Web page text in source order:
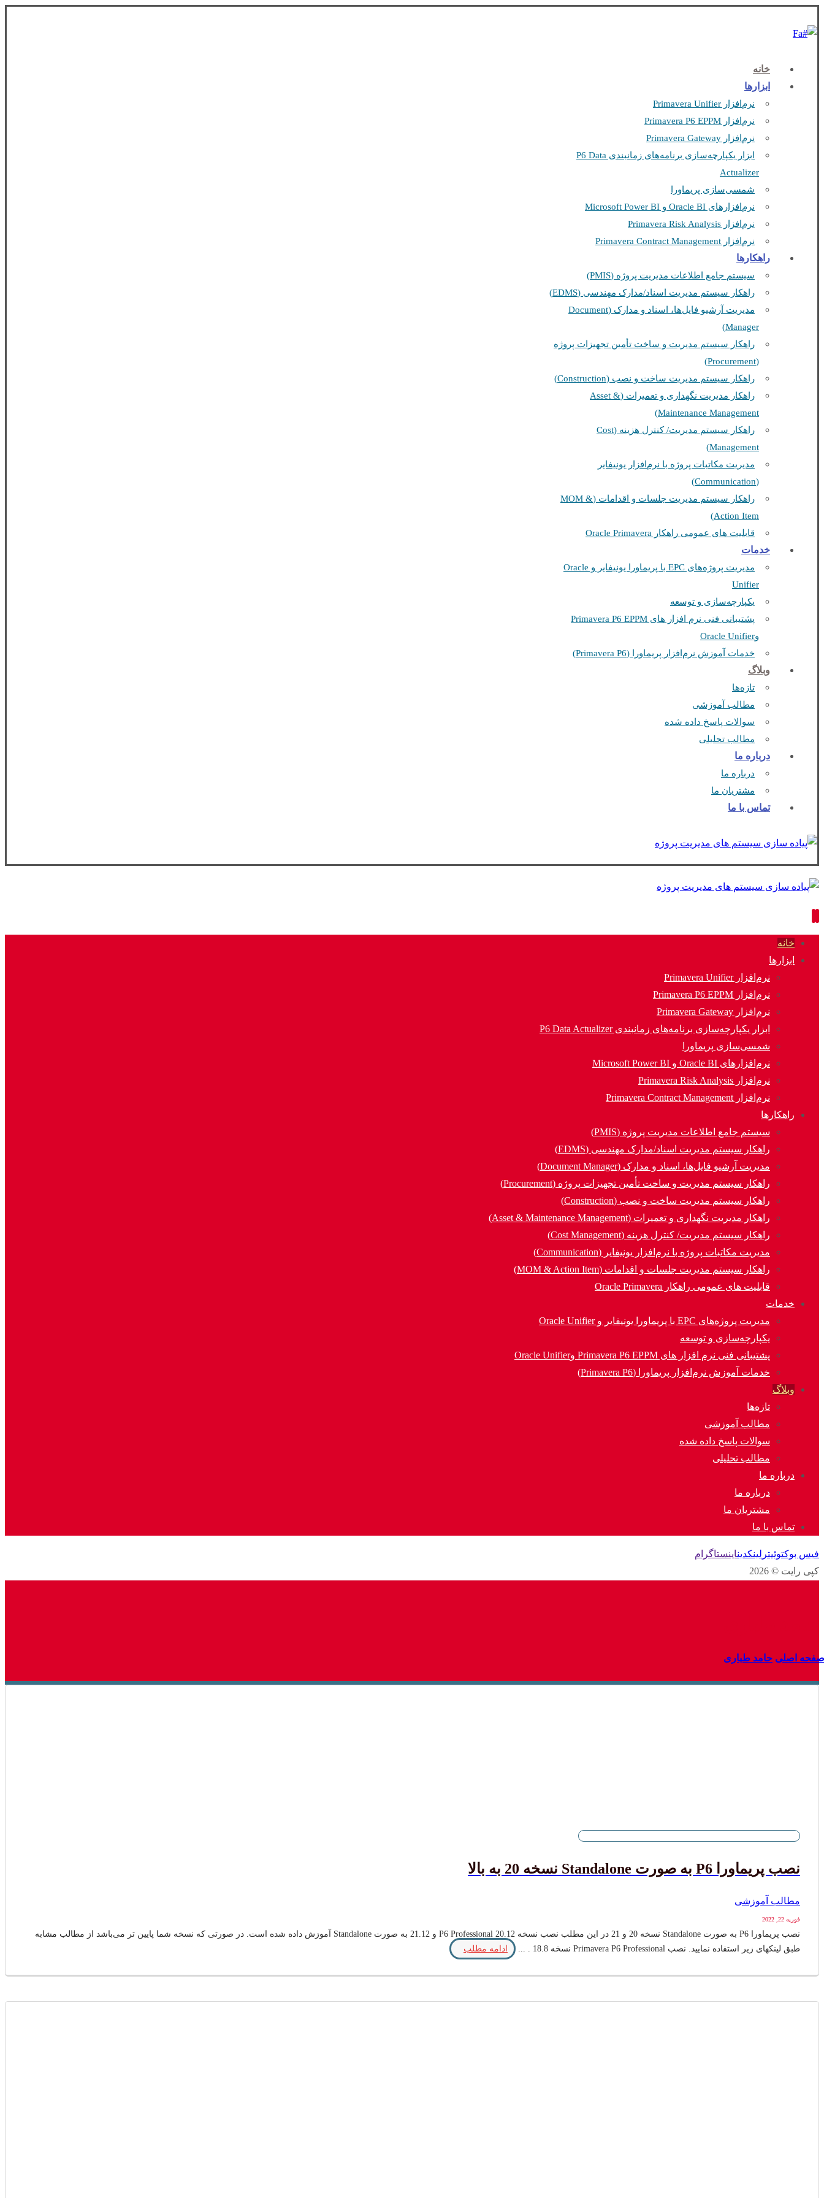
Fa
خانه
ابزارها
نرم‌افزار Primavera Unifier
نرم‌افزار Primavera P6 EPPM
نرم‌افزار Primavera Gateway
ابزار یکپارچه‌سازی برنامه‌های زمانبندی P6 Data
Actualizer
شمسی‌سازی پریماورا
نرم‌افزارهای Oracle BI و Microsoft Power BI
نرم‌افزار Primavera Risk Analysis
نرم‌افزار Primavera Contract Management
راهکارها
سیستم جامع اطلاعات مدیریت پروژه (PMIS)
راهکار سیستم مدیریت اسناد/مدارک مهندسی (EDMS)
مدیریت آرشیو فایل‌ها، اسناد و مدارک (Document
Manager)
راهکار سیستم مدیریت و ساخت تأمین تجهیزات پروژه
(Procurement)
راهکار سیستم مدیریت ساخت و نصب (Construction)
راهکار مدیریت نگهداری و تعمیرات (Asset &
Maintenance Management)
راهکار سیستم مدیریت/ کنترل هزینه (Cost
Management)
مدیریت مکاتبات پروژه با نرم‌افزار یونیفایر
(Communication)
راهکار سیستم مدیریت جلسات و اقدامات (MOM &
Action Item)
قابلیت های عمومی راهکار Oracle Primavera
خدمات
مدیریت پروژه‌های EPC با پریماورا یونیفایر و Oracle
Unifier
یکپارچه‌سازی و توسعه
پشتیبانی فنی نرم افزار های Primavera P6 EPPM
وOracle Unifier
خدمات آموزش نرم‌افزار پریماورا (Primavera P6)
وبلاگ
تازه‌ها
مطالب آموزشی
سوالات پاسخ داده شده
مطالب تحلیلی
درباره ما
درباره ما
مشتریان ما
تماس با ما
خانه
ابزارها
نرم‌افزار Primavera Unifier
نرم‌افزار Primavera P6 EPPM
نرم‌افزار Primavera Gateway
ابزار یکپارچه‌سازی برنامه‌های زمانبندی P6 Data Actualizer
شمسی‌سازی پریماورا
نرم‌افزارهای Oracle BI و Microsoft Power BI
نرم‌افزار Primavera Risk Analysis
نرم‌افزار Primavera Contract Management
راهکارها
سیستم جامع اطلاعات مدیریت پروژه (PMIS)
راهکار سیستم مدیریت اسناد/مدارک مهندسی (EDMS)
مدیریت آرشیو فایل‌ها، اسناد و مدارک (Document Manager)
راهکار سیستم مدیریت و ساخت تأمین تجهیزات پروژه (Procurement)
راهکار سیستم مدیریت ساخت و نصب (Construction)
راهکار مدیریت نگهداری و تعمیرات (Asset & Maintenance Management)
راهکار سیستم مدیریت/ کنترل هزینه (Cost Management)
مدیریت مکاتبات پروژه با نرم‌افزار یونیفایر (Communication)
راهکار سیستم مدیریت جلسات و اقدامات (MOM & Action Item)
قابلیت های عمومی راهکار Oracle Primavera
خدمات
مدیریت پروژه‌های EPC با پریماورا یونیفایر و Oracle Unifier
یکپارچه‌سازی و توسعه
پشتیبانی فنی نرم افزار های Primavera P6 EPPM وOracle Unifier
خدمات آموزش نرم‌افزار پریماورا (Primavera P6)
وبلاگ
تازه‌ها
مطالب آموزشی
سوالات پاسخ داده شده
مطالب تحلیلی
درباره ما
درباره ما
مشتریان ما
تماس با ما
فیس بوکتوئیتر لینکدیناینستاگرام
کپی رایت © 2026
صفحه اصلی حامد طباری
نصب پریماورا P6 به صورت Standalone نسخه 20 به بالا
مطالب آموزشی
فوریه 22, 2022
نصب پریماورا P6 به صورت Standalone نسخه 20 و 21 در این مطلب نصب نسخه P6 Professional 20.12 و 21.12 به صورت Standalone آموزش داده شده است. در صورتی که نسخه شما پایین تر می‌باشد از مطالب مشابه
طبق لینکهای زیر استفاده نمایید. نصب Primavera P6 Professional نسخه 18.8 . ...
ادامه مطلب